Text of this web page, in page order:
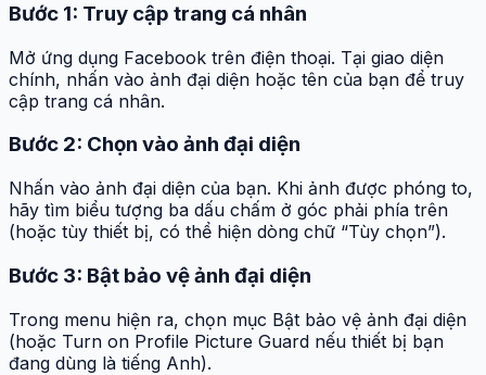
Bước 1: Truy cập trang cá nhân
Mở ứng dụng Facebook trên điện thoại. Tại giao diện
chính, nhấn vào ảnh đại diện hoặc tên của bạn để truy
cập trang cá nhân.
Bước 2: Chọn vào ảnh đại diện
Nhấn vào ảnh đại diện của bạn. Khi ảnh được phóng to,
hãy tìm biểu tượng ba dấu chấm ở góc phải phía trên
(hoặc tùy thiết bị, có thể hiện dòng chữ “Tùy chọn”).
Bước 3: Bật bảo vệ ảnh đại diện
Trong menu hiện ra, chọn mục Bật bảo vệ ảnh đại diện
(hoặc Turn on Profile Picture Guard nếu thiết bị bạn
đang dùng là tiếng Anh).